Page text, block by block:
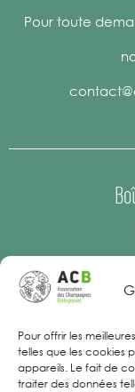
Pour offrir les
telles que les cookies
appareils. Le fait de
traiter des données
Pour toute